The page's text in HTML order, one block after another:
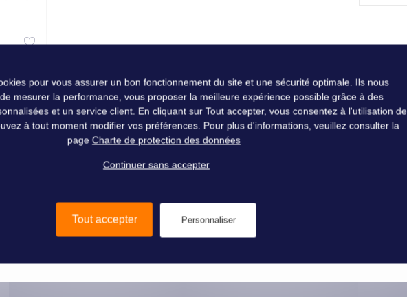
1500 m. Fonctionne avec 2 piles de 1,5 V (AAA)incluses.
pour vous assurer un bon fonctionnement du site et une sécurité optimale. Ils nous
mesurer la performance, vous proposer la meilleure expérience possible grâce à des
et un service client. En cliquant sur Tout accepter, vous consentez à l'utilisation de
à tout moment modifier vos préférences. Pour plus d'informations, veuillez consulter la
page Charte de protection des données
Continuer sans accepter
Tout accepter Personnaliser